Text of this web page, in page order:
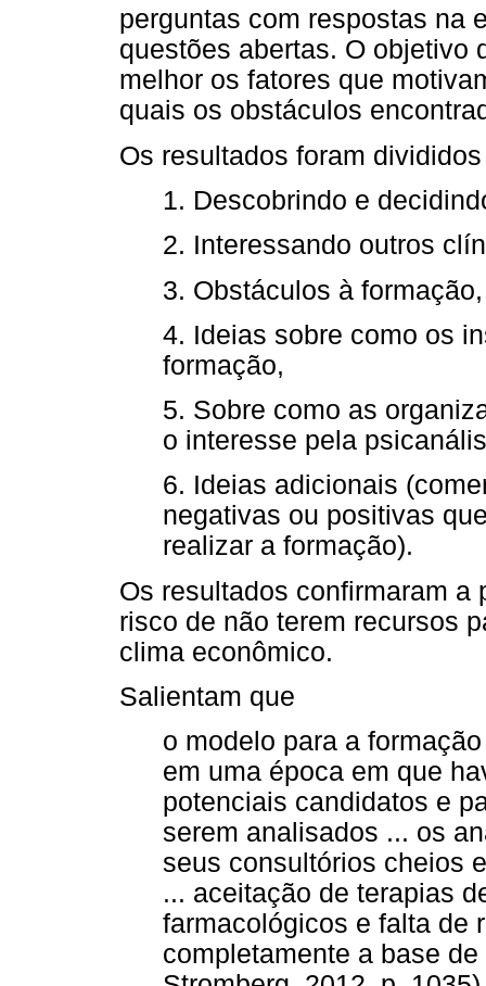
perguntas com respostas na
questões abertas. O objetivo
melhor os fatores que
quais os obstáculos
Os resultados foram
1. Descobrindo e
2. Interessando outros
3. Obstáculos à formação,
4. Ideias sobre como os
formação,
5. Sobre como as
o interesse pela
6. Ideias adicionais
negativas ou positivas
realizar a formação).
Os resultados confirmaram a
risco de não terem recursos
clima econômico.
Salientam que
o modelo para a
em uma época em que
potenciais candidatos e
serem analisados ... os
seus consultórios cheios
... aceitação de terapias
farmacológicos e falta de
completamente a base